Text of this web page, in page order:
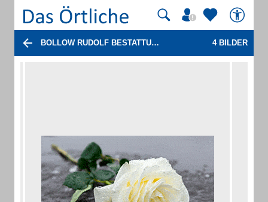
BOLLOW RUDOLF BESTATTUNGSINSTITUT 4 BILDER